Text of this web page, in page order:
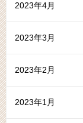
2023年4月
2023年3月
2023年2月
2023年1月